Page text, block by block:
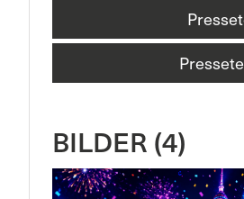
BILDER (4)